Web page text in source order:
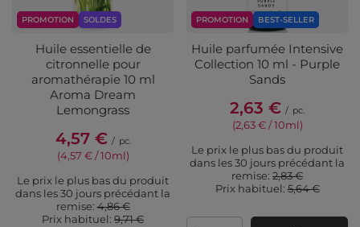
PROMOTION SOLDES
Huile essentielle de
citronnelle pour
aromathérapie 10 ml
Aroma Dream
Lemongrass
4,57 € / pc.
(4,57 € / 10ml)
Le prix le plus bas du produit
dans les 30 jours précédant la
remise:4,86 €
Prix ​​habituel: 9,71 €
PROMOTION BEST-SELLER
Huile parfumée Intensive
Collection 10 ml - Purple
Sands
2,63 € / pc.
(2,63 € / 10ml)
Le prix le plus bas du produit
dans les 30 jours précédant la
remise: 2,83 €
Prix ​​habituel:5,64 €